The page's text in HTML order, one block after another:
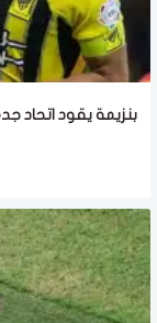
بنزيمة يقود اتحاد